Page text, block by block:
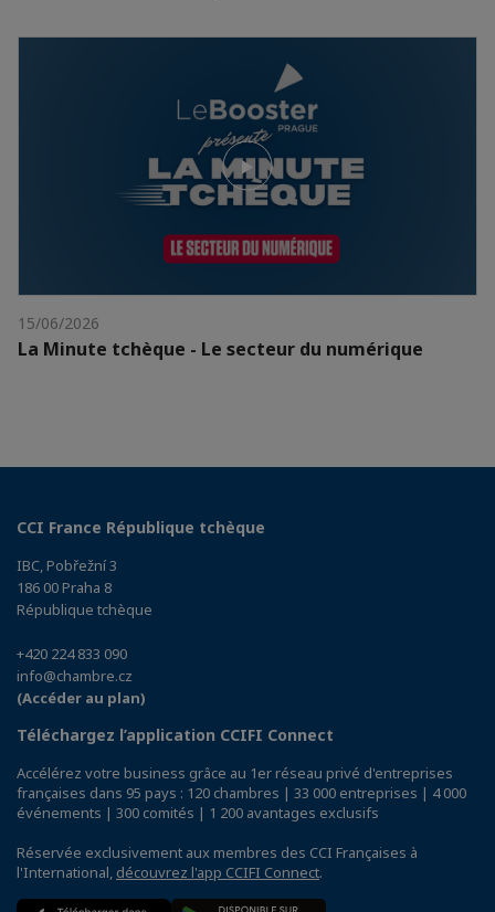
15/06/2026
La Minute tchèque - Le secteur du numérique
CCI France République tchèque
IBC, Pobřežní 3
186 00 Praha 8
République tchèque
+420 224 833 090
info@chambre.cz
(Accéder au plan)
Téléchargez l’application CCIFI Connect
Accélérez votre business grâce au 1er réseau privé d'entreprises
françaises dans 95 pays : 120 chambres | 33 000 entreprises | 4 000
événements | 300 comités | 1 200 avantages exclusifs
Réservée exclusivement aux membres des CCI Françaises à
l'International, découvrez l'app CCIFI Connect.